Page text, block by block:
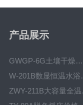
产品展示
GWGP-6G土壤干燥柜-干燥箱/干燥机
W-